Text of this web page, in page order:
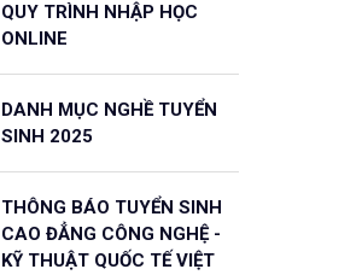
QUY TRÌNH NHẬP HỌC
ONLINE
DANH MỤC NGHỀ TUYỂN
SINH 2025
THÔNG BÁO TUYỂN SINH
CAO ĐẲNG CÔNG NGHỆ -
KỸ THUẬT QUỐC TẾ VIỆT